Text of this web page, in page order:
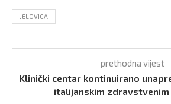
JELOVICA
prethodna vijest
Klinički centar kontinuirano
italijanskim